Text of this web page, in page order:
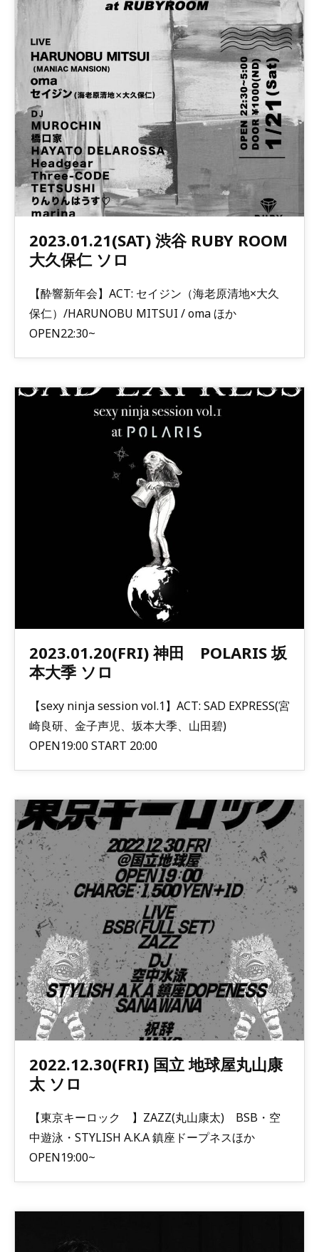
2023.01.21(SAT) 渋谷 RUBY ROOM
大久保仁 ソロ
【酔響新年会】ACT: セイジン（海老原清地×大久
保仁）/HARUNOBU MITSUI / oma ほか
OPEN22:30~
2023.01.20(FRI) 神田 POLARIS 坂
本大季 ソロ
【sexy ninja session vol.1】ACT: SAD EXPRESS(宮
崎良研、金子声児、坂本大季、山田碧)
OPEN19:00 START 20:00
2022.12.30(FRI) 国立 地球屋丸山康
太 ソロ
【東京キーロック 】ZAZZ(丸山康太) BSB・空
中遊泳・STYLISH A.K.A 鎮座ドープネスほか
OPEN19:00~